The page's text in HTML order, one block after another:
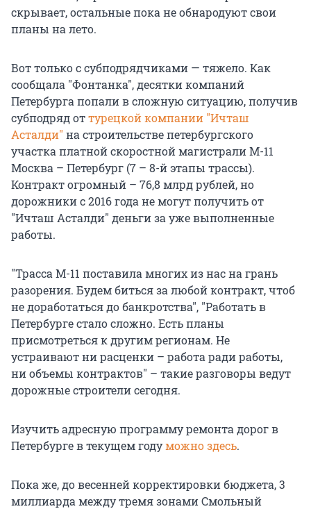
скрывает, остальные пока не обнародуют свои
планы на лето.
Вот только с субподрядчиками — тяжело. Как
сообщала "Фонтанка", десятки компаний
Петербурга попали в сложную ситуацию, получив
субподряд оттурецкой компании "Ичташ
Асталди" на строительстве петербургского
участка платной скоростной магистрали М-11
Москва – Петербург (7 – 8-й этапы трассы).
Контракт огромный – 76,8 млрд рублей, но
дорожники с 2016 года не могут получить от
"Ичташ Асталди" деньги за уже выполненные
работы.
"Трасса М-11 поставила многих из нас на грань
разорения. Будем биться за любой контракт, чтоб
не доработаться до банкротства", "Работать в
Петербурге стало сложно. Есть планы
присмотреться к другим регионам. Не
устраивают ни расценки – работа ради работы,
ни объемы контрактов" – такие разговоры ведут
дорожные строители сегодня.
Изучить адресную программу ремонта дорог в
Петербурге в текущем годуможно здесь.
Пока же, до весенней корректировки бюджета, 3
миллиарда между тремя зонами Смольный